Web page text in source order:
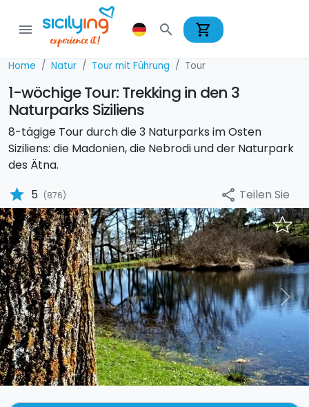
menu search shopping_cart
Home Natur Tour mit Führung Tour
1-wöchige Tour: Trekking in den 3
Naturparks Siziliens
8-tägige Tour durch die 3 Naturparks im Osten
Siziliens: die Madonien, die Nebrodi und der Naturpark
des Ätna.
star 5 (876) share Teilen Sie
Previous Next